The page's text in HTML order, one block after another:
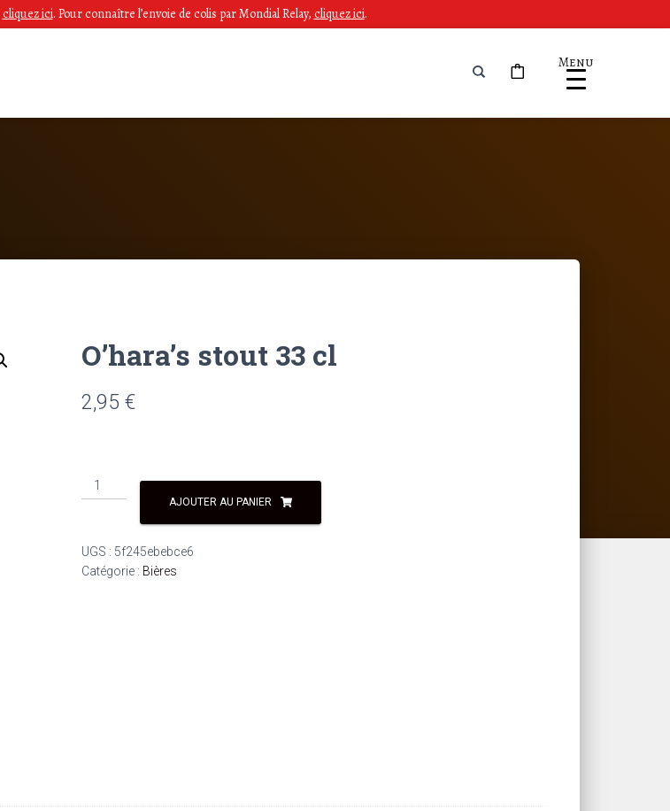
cliquez ici. Pour connaître l’envoie de colis par Mondial Relay, cliquez ici.
Menu
O’hara’s stout 33 cl
2,95 €
AJOUTER AU PANIER
UGS : 5f245ebebce6
Catégorie : Bières